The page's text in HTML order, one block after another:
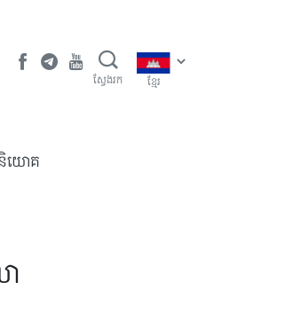
ស្វែងរក ខ្មែរ
យោគ